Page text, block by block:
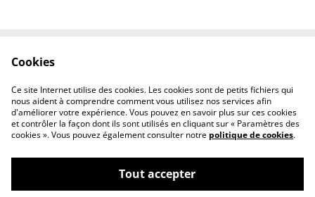
Politique de
confidentialité
Politique de cookies
Cookies
Ce site Internet utilise des cookies. Les cookies sont de petits fichiers qui
nous aident à comprendre comment vous utilisez nos services afin
d'améliorer votre expérience. Vous pouvez en savoir plus sur ces cookies
et contrôler la façon dont ils sont utilisés en cliquant sur « Paramètres des
cookies ». Vous pouvez également consulter notre politique de cookies.
Tout accepter